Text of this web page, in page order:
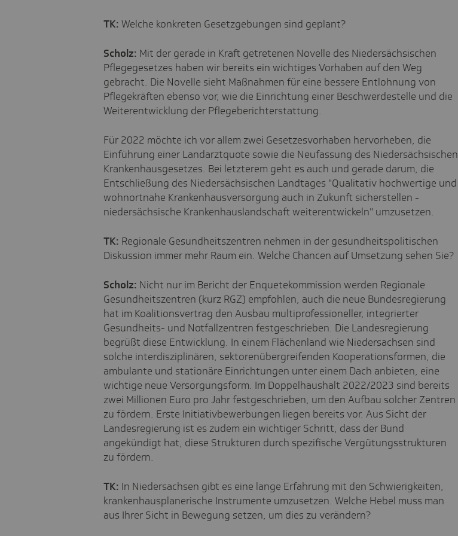
TK: Welche konkreten Gesetzgebungen sind geplant?
Scholz: Mit der gerade in Kraft getretenen Novelle des Niedersächsischen
Pflegegesetzes haben wir bereits ein wichtiges Vorhaben auf den Weg
gebracht. Die Novelle sieht Maßnahmen für eine bessere Entlohnung von
Pflegekräften ebenso vor, wie die Einrichtung einer Beschwerdestelle und die
Weiterentwicklung der Pflegeberichterstattung.
Für 2022 möchte ich vor allem zwei Gesetzesvorhaben hervorheben, die
Einführung einer Landarztquote sowie die Neufassung des Niedersächsischen
Krankenhausgesetzes. Bei letzterem geht es auch und gerade darum, die
Entschließung des Niedersächsischen Landtages "Qualitativ hochwertige und
wohnortnahe Krankenhausversorgung auch in Zukunft sicherstellen -
niedersächsische Krankenhauslandschaft weiterentwickeln" umzusetzen.
TK: Regionale Gesundheitszentren nehmen in der gesundheitspolitischen
Diskussion immer mehr Raum ein. Welche Chancen auf Umsetzung sehen Sie?
Scholz: Nicht nur im Bericht der Enquetekommission werden Regionale
Gesundheitszentren (kurz RGZ) empfohlen, auch die neue Bundesregierung
hat im Koalitionsvertrag den Ausbau multiprofessioneller, integrierter
Gesundheits- und Notfallzentren festgeschrieben. Die Landesregierung
begrüßt diese Entwicklung. In einem Flächenland wie Niedersachsen sind
solche interdisziplinären, sektorenübergreifenden Kooperationsformen, die
ambulante und stationäre Einrichtungen unter einem Dach anbieten, eine
wichtige neue Versorgungsform. Im Doppelhaushalt 2022/2023 sind bereits
zwei Millionen Euro pro Jahr festgeschrieben, um den Aufbau solcher Zentren
zu fördern. Erste Initiativbewerbungen liegen bereits vor. Aus Sicht der
Landesregierung ist es zudem ein wichtiger Schritt, dass der Bund
angekündigt hat, diese Strukturen durch spezifische Vergütungsstrukturen
zu fördern.
TK: In Niedersachsen gibt es eine lange Erfahrung mit den Schwierigkeiten,
krankenhausplanerische Instrumente umzusetzen. Welche Hebel muss man
aus Ihrer Sicht in Bewegung setzen, um dies zu verändern?